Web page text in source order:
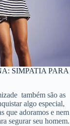
SIMPATIA PARA
também são as
algo especial,
que adoramos e nem
segurar seu homem.